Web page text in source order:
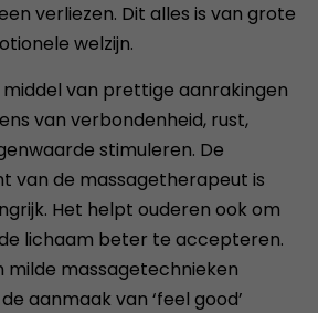
verliezen. Dit alles is van grote
welzijn.
van prettige aanrakingen
van verbondenheid, rust,
stimuleren. De
van de massagetherapeut is
Het helpt ouderen ook om
lichaam beter te accepteren.
milde massagetechnieken
aanmaak van ‘feel good’